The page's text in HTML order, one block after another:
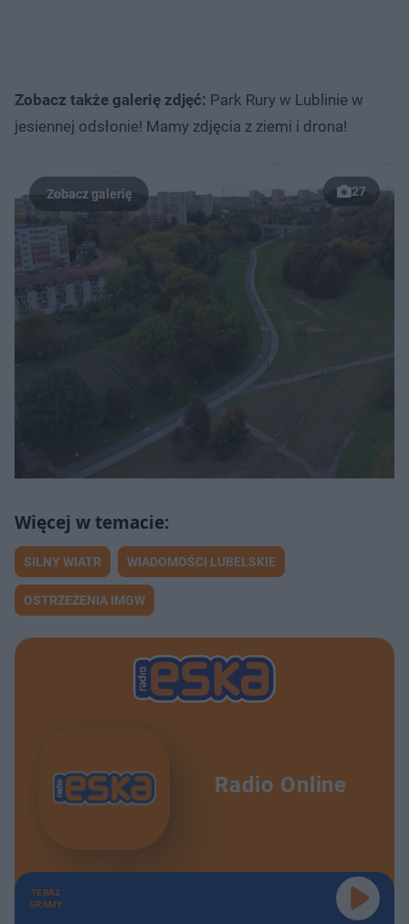
Zobacz także galerię zdjęć: Park Rury w Lublinie w
jesiennej odsłonie! Mamy zdjęcia z ziemi i drona!
27
SILNY WIATR WIADOMOŚCI LUBELSKIE
OSTRZEŻENIA IMGW
Radio Online
TERAZ
GRAMY